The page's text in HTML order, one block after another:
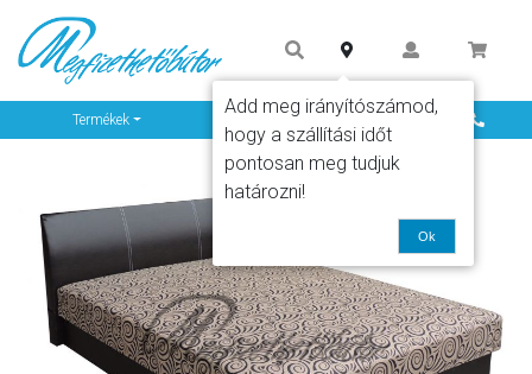
Termékek Info
Add meg irányítószámod,
hogy a szállítási időt
pontosan meg tudjuk
határozni!
Ok